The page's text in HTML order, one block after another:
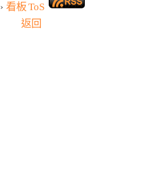
› 看板ToS
返回